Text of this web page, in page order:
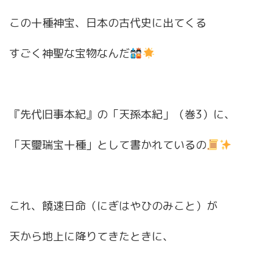
この十種神宝、日本の古代史に出てくる
すごく神聖な宝物なんだ
『先代旧事本紀』の「天孫本紀」（巻3）に、
「天璽瑞宝十種」として書かれているの
これ、饒速日命（にぎはやひのみこと）が
天から地上に降りてきたときに、